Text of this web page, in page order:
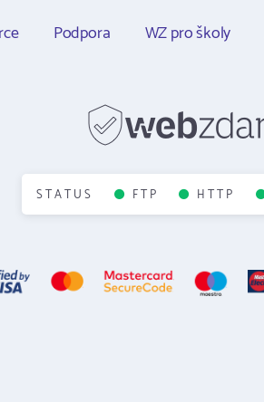
Podpora WZ pro školy
STATUS FTP HTTP